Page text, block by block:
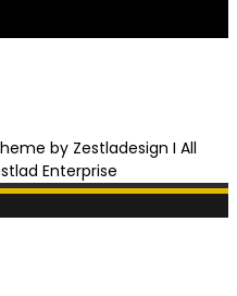
by Zestladesign I All
Enterprise